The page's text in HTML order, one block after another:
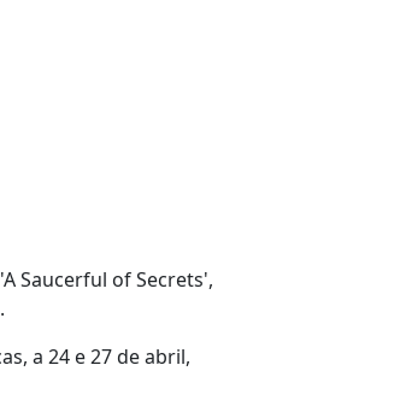
Saucerful of Secrets',
a 24 e 27 de abril,